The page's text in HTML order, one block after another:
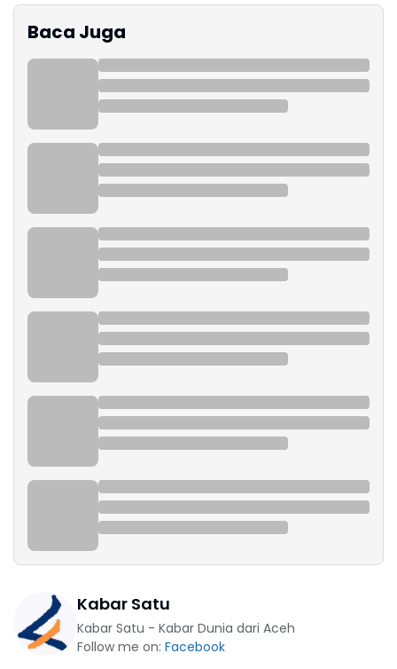
Baca Juga
Kabar Satu
Kabar Satu - Kabar Dunia dari Aceh
Follow me on: Facebook